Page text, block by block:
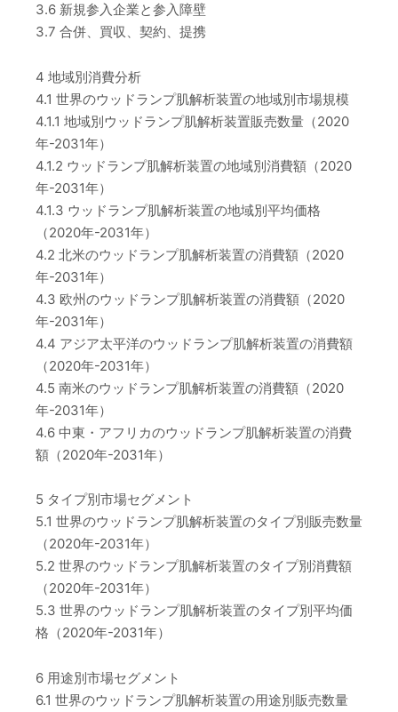
3.6 新規参入企業と参入障壁
3.7 合併、買収、契約、提携
4 地域別消費分析
4.1 世界のウッドランプ肌解析装置の地域別市場規模
4.1.1 地域別ウッドランプ肌解析装置販売数量（2020
年-2031年）
4.1.2 ウッドランプ肌解析装置の地域別消費額（2020
年-2031年）
4.1.3 ウッドランプ肌解析装置の地域別平均価格
（2020年-2031年）
4.2 北米のウッドランプ肌解析装置の消費額（2020
年-2031年）
4.3 欧州のウッドランプ肌解析装置の消費額（2020
年-2031年）
4.4 アジア太平洋のウッドランプ肌解析装置の消費額
（2020年-2031年）
4.5 南米のウッドランプ肌解析装置の消費額（2020
年-2031年）
4.6 中東・アフリカのウッドランプ肌解析装置の消費
額（2020年-2031年）
5 タイプ別市場セグメント
5.1 世界のウッドランプ肌解析装置のタイプ別販売数量
（2020年-2031年）
5.2 世界のウッドランプ肌解析装置のタイプ別消費額
（2020年-2031年）
5.3 世界のウッドランプ肌解析装置のタイプ別平均価
格（2020年-2031年）
6 用途別市場セグメント
6.1 世界のウッドランプ肌解析装置の用途別販売数量